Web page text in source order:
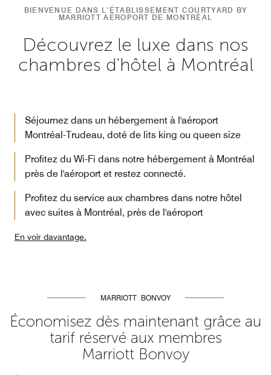
BIENVENUE DANS L’ÉTABLISSEMENT COURTYARD BY
MARRIOTT AÉROPORT DE MONTRÉAL
Découvrez le luxe dans nos
chambres d'hôtel à Montréal
Séjournez dans un hébergement à l'aéroport
Montréal-Trudeau, doté de lits king ou queen size
Profitez du Wi-Fi dans notre hébergement à Montréal
près de l'aéroport et restez connecté.
Profitez du service aux chambres dans notre hôtel
avec suites à Montréal, près de l'aéroport
En voir davantage.
MARRIOTT BONVOY
Économisez dès maintenant grâce au
tarif réservé aux membres
Marriott Bonvoy